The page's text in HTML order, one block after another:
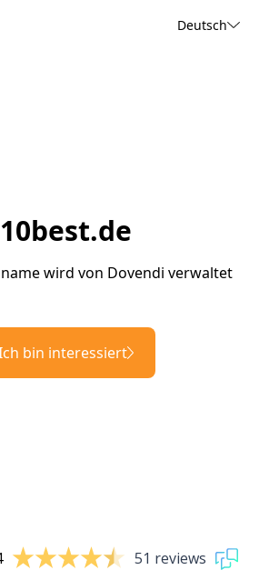
Deutsch
10best.de
wird von Dovendi verwaltet
bin interessiert
51 reviews